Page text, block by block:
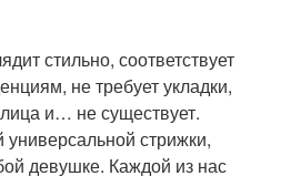
стильно, соответствует
не требует укладки,
и… не существует.
универсальной стрижки,
девушке. Каждой из нас